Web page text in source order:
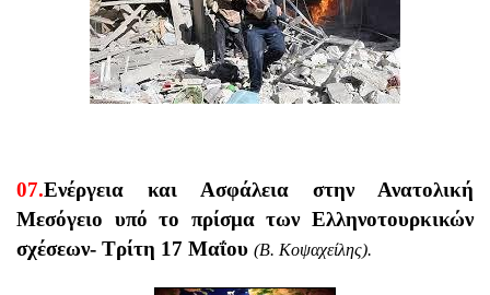
07.Ενέργεια και Ασφάλεια στην Ανατολική
Μεσόγειο υπό το πρίσμα των Ελληνοτουρκικών
σχέσεων- Τρίτη 17 Μαΐου (Β. Κοψαχείλης).